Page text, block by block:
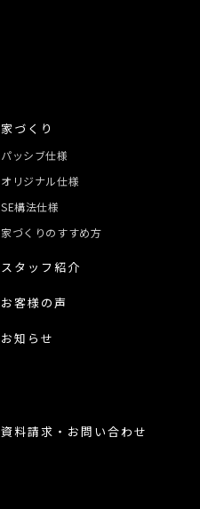
家づくり
パッシブ仕様
オリジナル仕様
SE構法仕様
家づくりのすすめ方
スタッフ紹介
お客様の声
お知らせ
資料請求・お問い合わせ